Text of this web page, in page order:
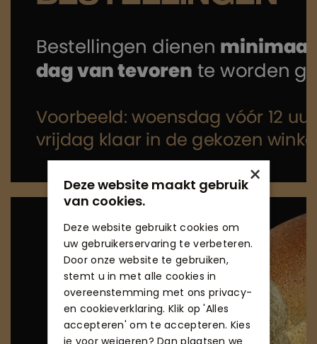
×
Deze website maakt gebruik
van cookies.
Deze website gebruikt cookies om
uw gebruikerservaring te verbeteren.
Door onze website te gebruiken,
stemt u in met alle cookies in
overeenstemming met ons privacy-
en cookieverklaring. Klik op 'Alles
accepteren' om te accepteren. Kies
je voor weigeren? Dan plaatsen we